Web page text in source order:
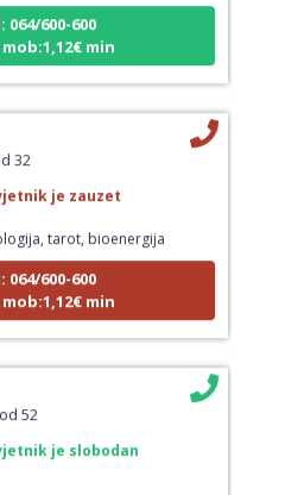
600-600
min
32
je zauzet
tarot, bioenergija
600-600
min
52
je slobodan